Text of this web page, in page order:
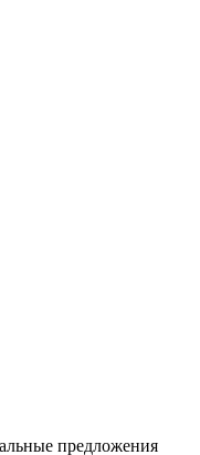
предложения